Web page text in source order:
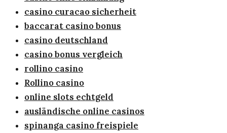
casino curacao sicherheit
baccarat casino bonus
casino deutschland
casino bonus vergleich
rollino casino
Rollino casino
online slots echtgeld
ausländische online casinos
spinanga casino freispiele